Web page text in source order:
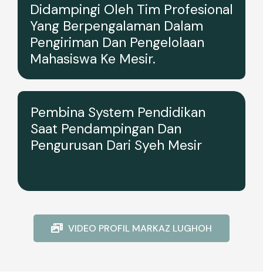
Didampingi Oleh Tim Profesional
Yang Berpengalaman Dalam
Pengiriman Dan Pengelolaan
Mahasiswa Ke Mesir.
Pembina System Pendidikan
Saat Pendampingan Dan
Pengurusan Dari Syeh Mesir
VIDEO PROFIL MARKAZ LUGHOH